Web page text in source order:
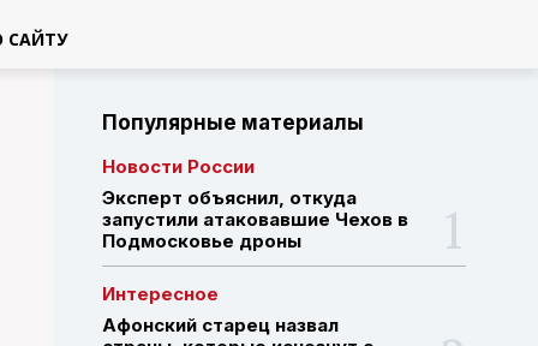
САЙТУ
Популярные материалы
Новости России
Эксперт объяснил, откуда
запустили атаковавшие Чехов в
Подмосковье дроны
Интересное
Афонский старец назвал